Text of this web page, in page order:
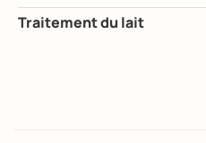
Traitement du lait